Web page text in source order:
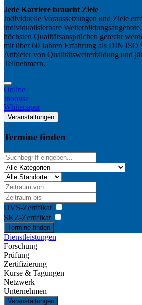
Jede Karriere braucht Ziele
Individuelle Voraussetzungen und Ziele
individualisierbare
höchsten Qualitätsansprüchen gerecht
mit über 60 Jahren Erfahrung als DIN ISO
Anbieter von Qualitätsweiterbildung und
Teilnehmern.
Online
Inhouse
Whitepaper
Veranstaltungen
Termine finden
DVS-Zertifikat
SKZ-Zertifikat
Termine finden
Dienstleistungen
Forschung
Prüfung
Zertifizierung
Kurse & Tagungen
Netzwerk
Unternehmen
Veranstaltungen